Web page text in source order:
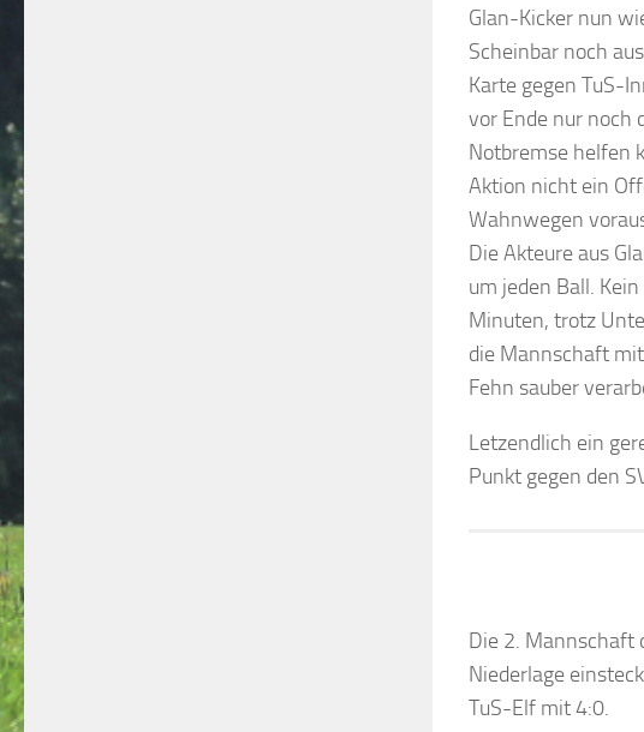
Glan-Kicker nun
Scheinbar noch
Karte gegen TuS-
vor Ende nur noch
Notbremse helfen
Aktion nicht ein
Wahnwegen
Die Akteure aus
um jeden Ball.
Minuten, trotz
die Mannschaft
Fehn sauber
Letzendlich ein
Punkt gegen den
Die 2. Mannschaft
Niederlage
TuS-Elf mit 4:0.